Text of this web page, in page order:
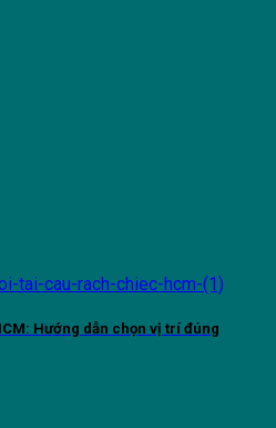
Hướng dẫn chọn vị trí đúng